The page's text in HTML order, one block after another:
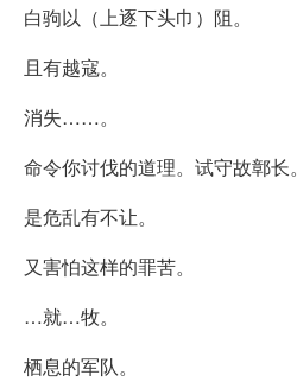
白驹以（上逐下头巾）阻。
且有越寇。
消失……。
命令你讨伐的道理。试守故鄣长。
是危乱有不让。
又害怕这样的罪苦。
…就…牧。
栖息的军队。